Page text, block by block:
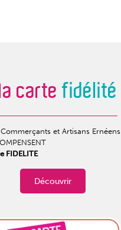
carte fidélité
et Artisans Ernéens
FIDELITE
Découvrir